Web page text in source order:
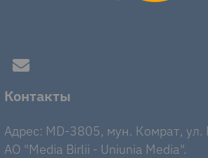
Контакты
Адрес: MD-3805, мун. Комрат,
AO "Media Birlii - Uniunia Media".